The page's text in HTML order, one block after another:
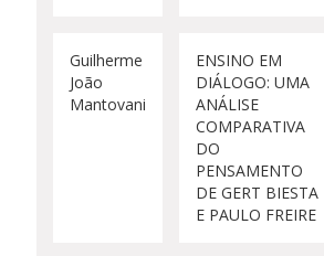
Guilherme
João
Mantovani
ENSINO EM
DIÁLOGO: UMA
ANÁLISE
COMPARATIVA
DO
PENSAMENTO
DE GERT BIESTA
E PAULO FREIRE